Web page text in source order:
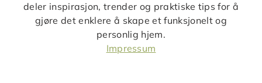
deler inspirasjon, trender og praktiske tips for å
gjøre det enklere å skape et funksjonelt og
personlig hjem.
Impressum